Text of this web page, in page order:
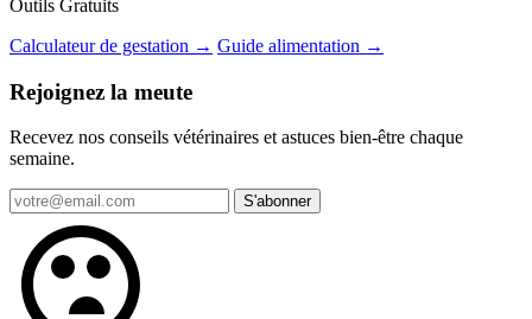
Outils Gratuits
Calculateur de gestation → Guide alimentation →
Rejoignez la meute
Recevez nos conseils vétérinaires et astuces bien-être chaque
semaine.
S'abonner